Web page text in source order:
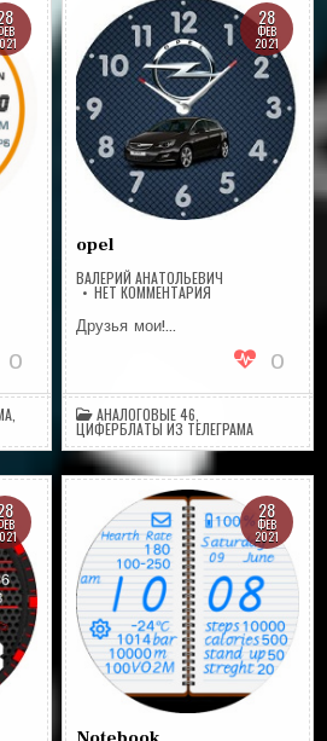
0
28
ФЕВ
2021
opel
ВАЛЕРИЙ АНАТОЛЬЕВИЧ
НЕТ КОММЕНТАРИЯНА
Друзья мои!…
0
АНАЛОГОВЫЕ 46
ЦИФЕРБЛАТЫ ИЗ ТЕЛЕГРАМА
28
ФЕВ
2021